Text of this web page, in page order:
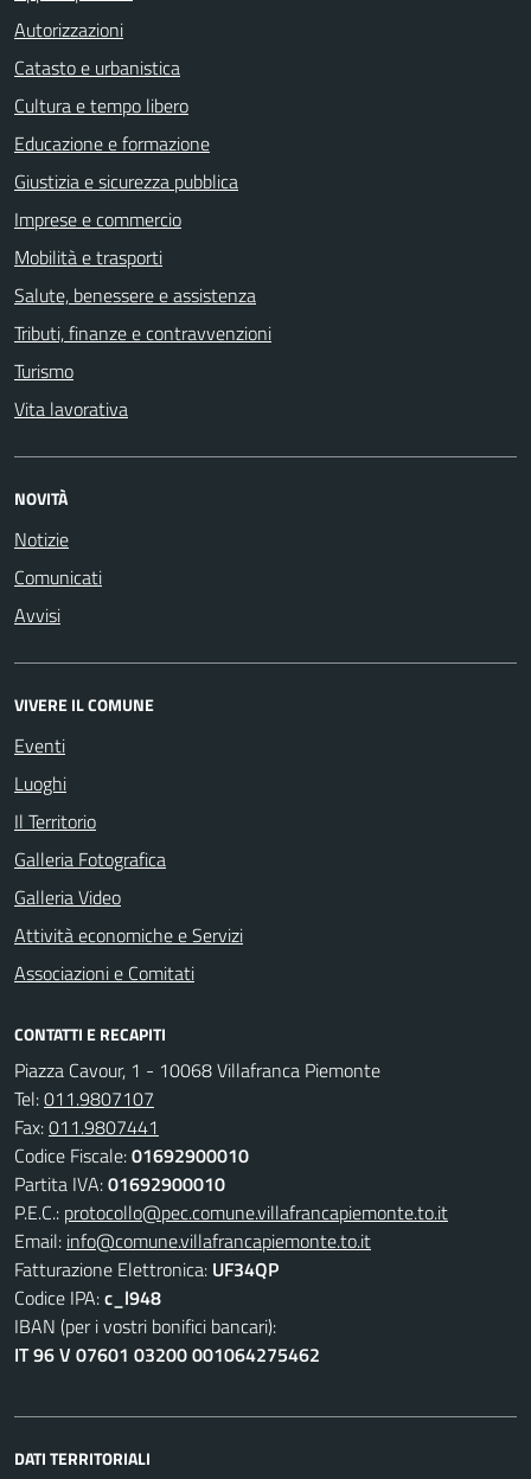
Autorizzazioni
Catasto e urbanistica
Cultura e tempo libero
Educazione e formazione
Giustizia e sicurezza pubblica
Imprese e commercio
Mobilità e trasporti
Salute, benessere e assistenza
Tributi, finanze e contravvenzioni
Turismo
Vita lavorativa
NOVITÀ
Notizie
Comunicati
Avvisi
VIVERE IL COMUNE
Eventi
Luoghi
Il Territorio
Galleria Fotografica
Galleria Video
Attività economiche e Servizi
Associazioni e Comitati
CONTATTI E RECAPITI
Piazza Cavour, 1 - 10068 Villafranca Piemonte
Tel:011.9807107
Fax:011.9807441
Codice Fiscale:01692900010
Partita IVA:01692900010
P.E.C.: protocollo@pec.comune.villafrancapiemonte.to.it
Email: info@comune.villafrancapiemonte.to.it
Fatturazione Elettronica: UF34QP
Codice IPA:c_l948
IBAN (per i vostri bonifici bancari):
IT 96 V 07601 03200 001064275462
DATI TERRITORIALI